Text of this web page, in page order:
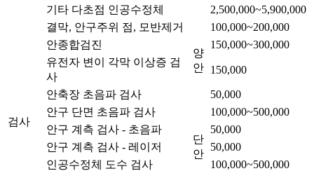
기타 다초점 인공수정체
2,500,000~5,900,000
결막, 안구주위 점, 모반제거
100,000~200,000
검사
안종합검진
양
안
150,000~300,000
유전자 변이 각막 이상증 검
사
150,000
안축장 초음파 검사
단
안
50,000
안구 단면 초음파 검사
100,000~500,000
안구 계측 검사 - 초음파
50,000
안구 계측 검사 - 레이저
50,000
인공수정체 도수 검사
100,000~500,000